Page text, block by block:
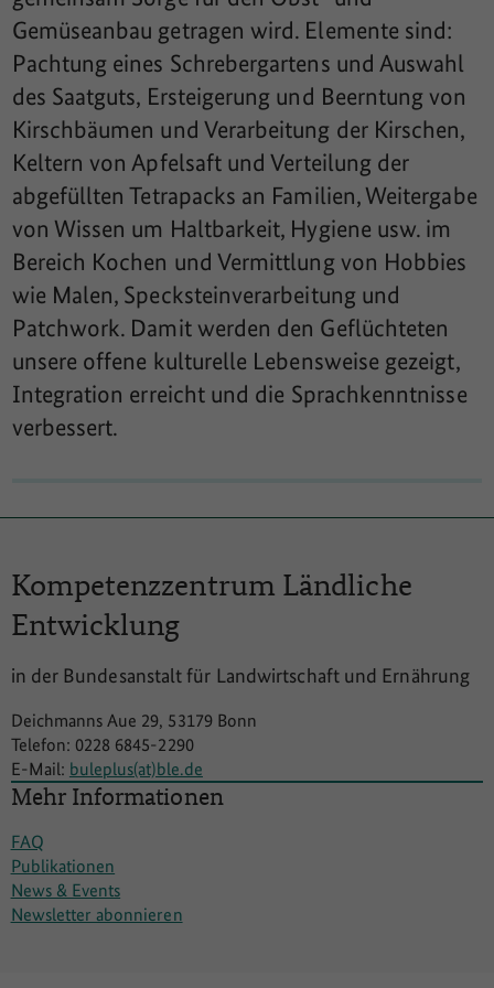
Gemüseanbau getragen wird. Elemente sind:
Pachtung eines Schrebergartens und Auswahl
des Saatguts, Ersteigerung und Beerntung von
Kirschbäumen und Verarbeitung der Kirschen,
Keltern von Apfelsaft und Verteilung der
abgefüllten Tetrapacks an Familien, Weitergabe
von Wissen um Haltbarkeit, Hygiene usw. im
Bereich Kochen und Vermittlung von Hobbies
wie Malen, Specksteinverarbeitung und
Patchwork. Damit werden den Geflüchteten
unsere offene kulturelle Lebensweise gezeigt,
Integration erreicht und die Sprachkenntnisse
verbessert.
Kompetenzzentrum Ländliche
Entwicklung
in der Bundesanstalt für Landwirtschaft und Ernährung
Deichmanns Aue 29, 53179 Bonn
Telefon: 0228 6845-2290
E-Mail: buleplus(at)ble.de
Mehr Informationen
FAQ
Publikationen
News & Events
Newsletter abonnieren